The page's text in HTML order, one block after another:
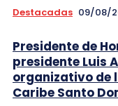
Destacadas 09/08/
Presidente de
presidente Luis
organizativo de
Caribe Santo